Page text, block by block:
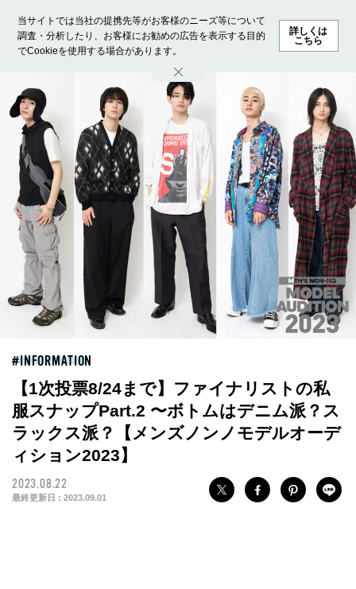
当サイトでは当社の提携先等がお客様のニーズ等について
調査・分析したり、お客様にお勧めの広告を表示する目的
でCookieを使用する場合があります。
詳しくは
こちら
ホーム モデル募集 ランキング ファッション ビューテ
INFORMATION
【1次投票8/24まで】ファイナリストの私
服スナップPart.2 〜ボトムはデニム派？ス
ラックス派？【メンズノンノモデルオーデ
ィション2023】
2023.08.22
最終更新日 : 2023.09.01